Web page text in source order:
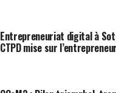
Entrepreneuriat digital à
CTPD mise sur